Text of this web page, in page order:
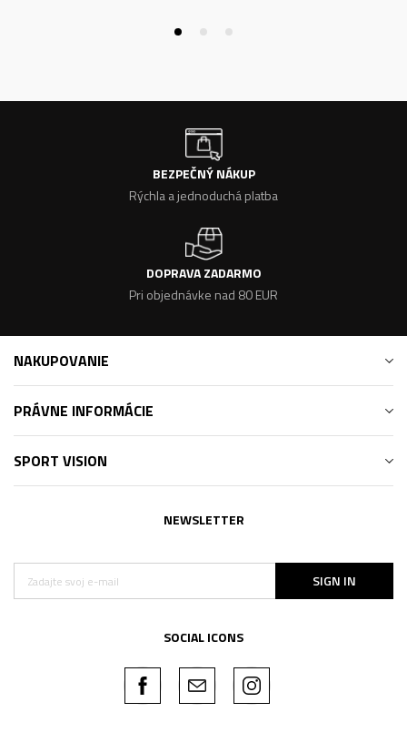
BEZPEČNÝ NÁKUP
Rýchla a jednoduchá platba
DOPRAVA ZADARMO
Pri objednávke nad 80 EUR
NAKUPOVANIE
PRÁVNE INFORMÁCIE
SPORT VISION
NEWSLETTER
SIGN IN
SOCIAL ICONS